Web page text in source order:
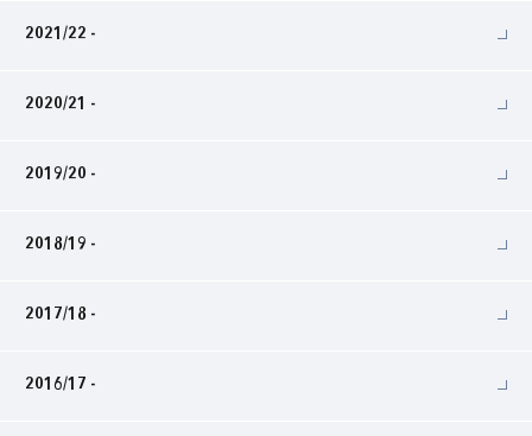
2021/22 -
2020/21 -
2019/20 -
2018/19 -
2017/18 -
2016/17 -